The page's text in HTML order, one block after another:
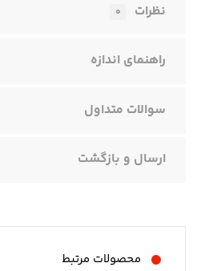
نظرات ۰
راهنمای اندازه
سوالات متداول
ارسال و بازگشت
محصولات مرتبط